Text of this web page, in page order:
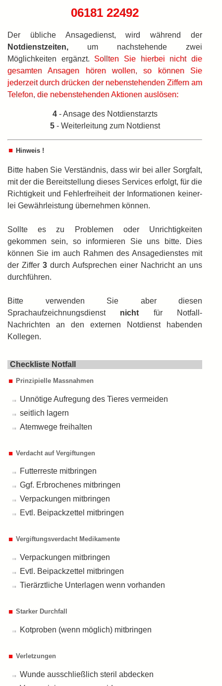
06181 22492
Der übliche Ansagedienst, wird während der
Notdienstzeiten, um nachstehende zwei
Möglichkeiten ergänzt. Sollten Sie hierbei nicht die
gesamten Ansagen hören wollen, so können Sie
jederzeit durch drücken der nebenstehenden Ziffern am
Telefon, die nebenstehenden Aktionen auslösen:
4- Ansage des Notdienstarzts
5- Weiterleitung zum Notdienst
Hinweis !
Bitte haben Sie Verständnis, dass wir bei aller Sorgfalt,
mit der die Bereitstellung dieses Services erfolgt, für die
Richtigkeit und Fehlerfreiheit der Informationen keiner­
lei Gewährleistung übernehmen können.
Sollte es zu Problemen oder Unrichtigkeiten
gekommen sein, so informieren Sie uns bitte. Dies
können Sie im auch Rahmen des Ansagedienstes mit
der Ziffer 3 durch Auf­sprechen einer Nachricht an uns
durch­führen.
Bitte verwenden Sie aber diesen
Sprachaufzeichnungsdienst nicht für Notfall-
Nachrichten an den externen Notdienst habenden
Kollegen.
Checkliste Notfall
Prinzipielle Massnahmen
Unnötige Aufregung des Tieres vermeiden
seitlich lagern
Atemwege freihalten
Verdacht auf Vergiftungen
Futterreste mitbringen
Ggf. Erbrochenes mitbringen
Verpackungen mitbringen
Evtl. Beipackzettel mitbringen
Vergiftungsverdacht Medikamente
Verpackungen mitbringen
Evtl. Beipackzettel mitbringen
Tierärztliche Unterlagen wenn vorhanden
Starker Durchfall
Kotproben (wenn möglich) mitbringen
Verletzungen
Wunde ausschließlich steril abdecken